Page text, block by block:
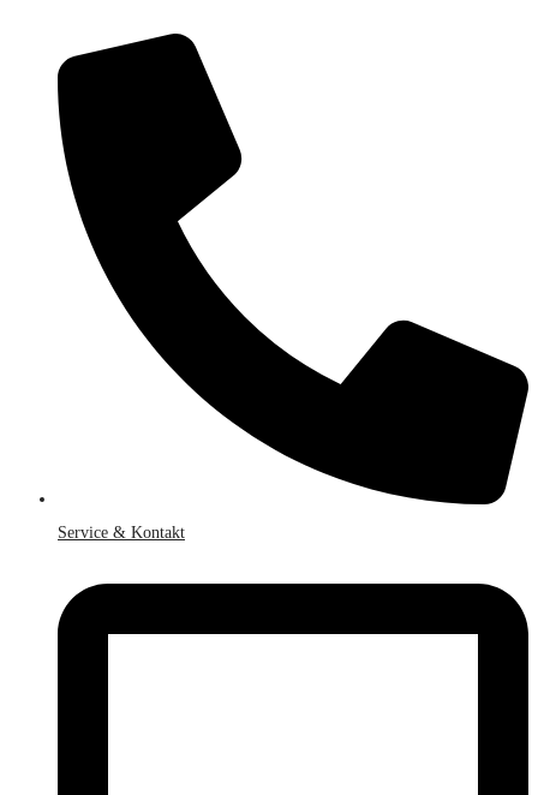
Service & Kontakt